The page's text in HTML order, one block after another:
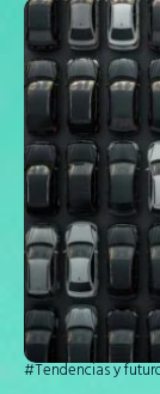
#Tendencias y
Accede a la